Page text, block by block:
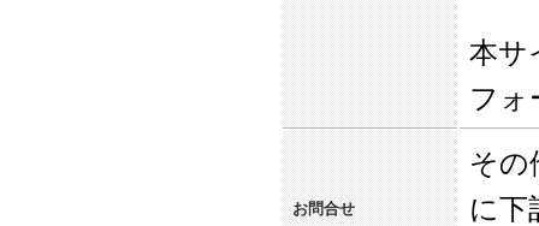
本サ
フォ
お問合せ
その
に下